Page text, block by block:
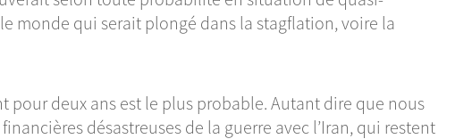
monde qui serait plongé dans la stagflation, voire la
pour deux ans est le plus probable. Autant dire que nous
désastreuses de la guerre avec l’Iran, qui restent